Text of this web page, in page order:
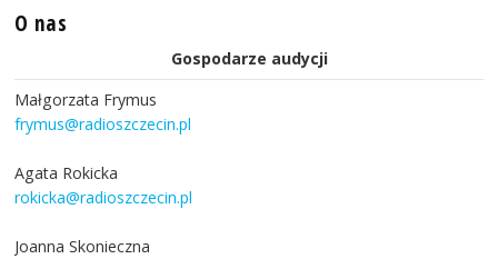
O nas
Gospodarze audycji
Małgorzata Frymus
frymus@radioszczecin.pl
Agata Rokicka
rokicka@radioszczecin.pl
Joanna Skonieczna